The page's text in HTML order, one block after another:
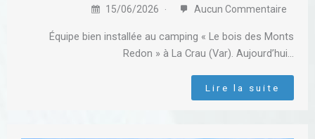
15/06/2026 Aucun Commentaire
Équipe bien installée au camping « Le bois des Monts
Redon » à La Crau (Var). Aujourd’hui…
Lire la suite